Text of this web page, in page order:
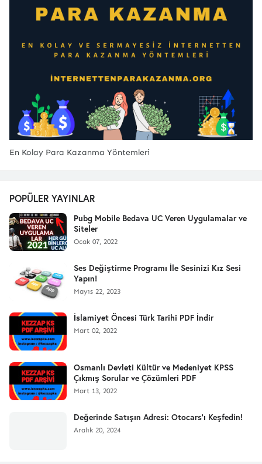
En Kolay Para Kazanma Yöntemleri
POPÜLER YAYINLAR
Pubg Mobile Bedava UC Veren Uygulamalar ve
Siteler
Ocak 07, 2022
Ses Değiştirme Programı İle Sesinizi Kız Sesi
Yapın!
Mayıs 22, 2023
İslamiyet Öncesi Türk Tarihi PDF İndir
Mart 02, 2022
Osmanlı Devleti Kültür ve Medeniyet KPSS
Çıkmış Sorular ve Çözümleri PDF
Mart 13, 2022
Değerinde Satışın Adresi: Otocars'ı Keşfedin!
Aralık 20, 2024